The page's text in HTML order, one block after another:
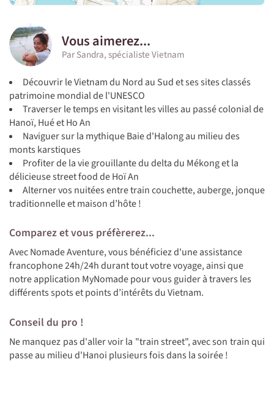
Vous aimerez...
Par Sandra, spécialiste Vietnam
Découvrir le Vietnam du Nord au Sud et ses sites classés
patrimoine mondial de l'UNESCO
Traverser le temps en visitant les villes au passé colonial de
Hanoï, Hué et Ho An
Naviguer sur la mythique Baie d'Halong au milieu des
monts karstiques
Profiter de la vie grouillante du delta du Mékong et la
délicieuse street food de Hoï An
Alterner vos nuitées entre train couchette, auberge, jonque
traditionnelle et maison d’hôte !
Comparez et vous préfèrerez...
Avec Nomade Aventure, vous bénéficiez d'une assistance
francophone 24h/24h durant tout votre voyage, ainsi que
notre application MyNomade pour vous guider à travers les
différents spots et points d’intérêts du Vietnam.
Conseil du pro !
Ne manquez pas d'aller voir la "train street", avec son train qui
passe au milieu d'Hanoi plusieurs fois dans la soirée !